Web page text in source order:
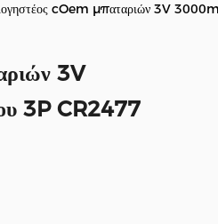
cOem μπαταριών 3V
3V
3P CR2477